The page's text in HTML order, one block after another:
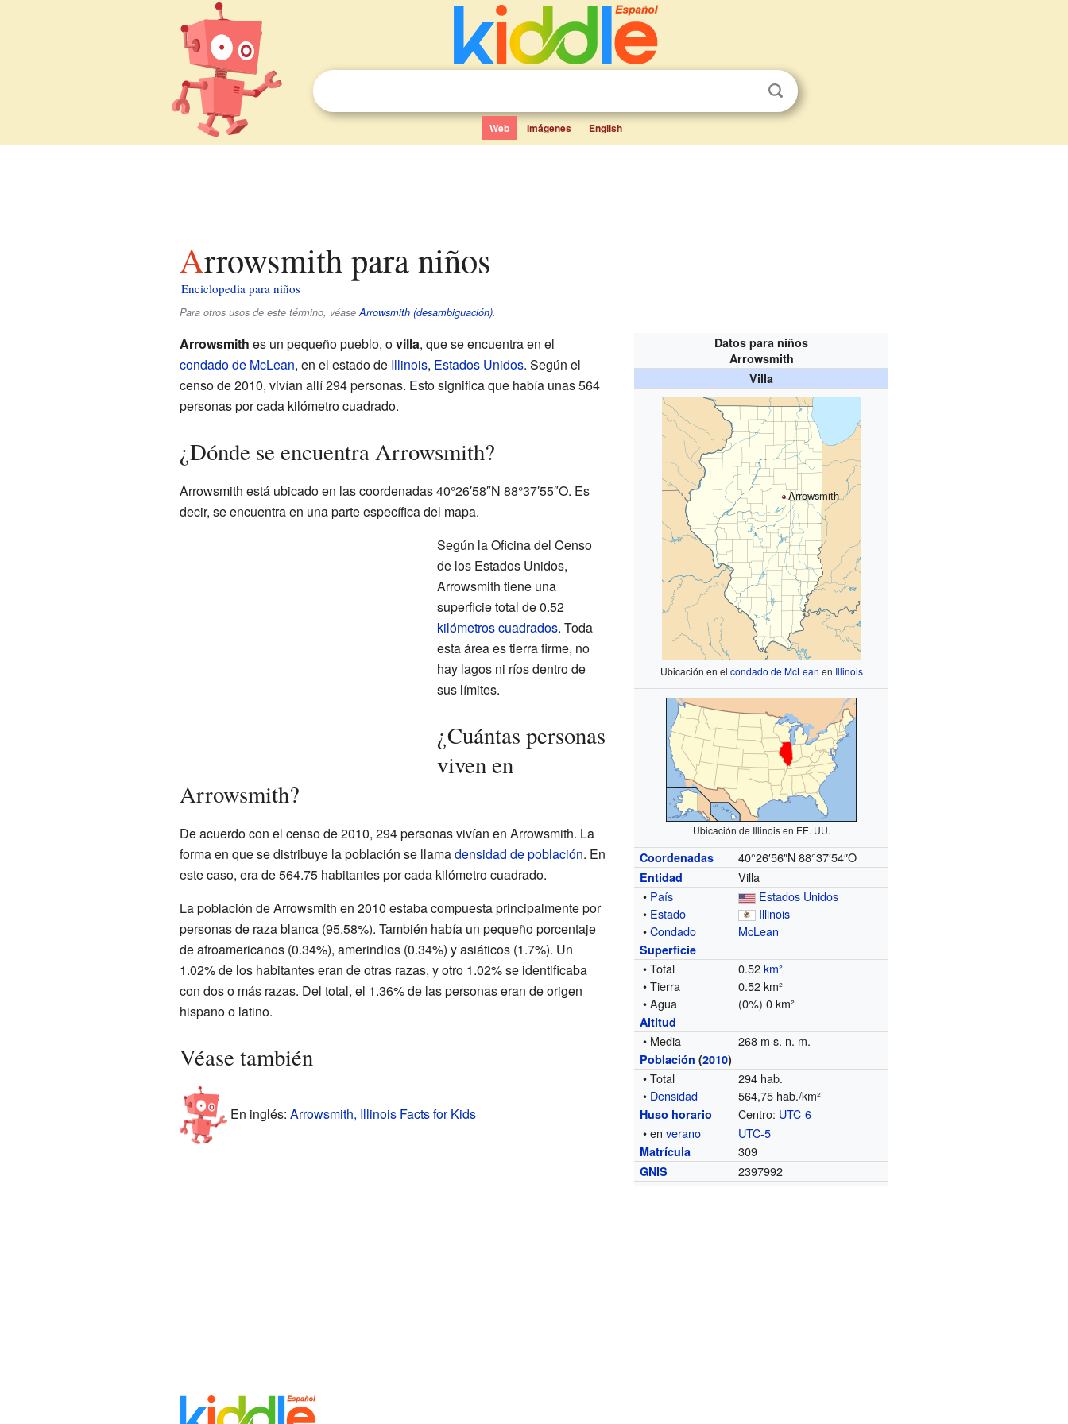
Web Imágenes English
Arrowsmith para niños
Enciclopedia para niños
Para otros usos de este término, véaseArrowsmith (desambiguación).
Datos para niños
Arrowsmith
Villa
Arrowsmith
Ubicación en el condado de McLean en Illinois
Ubicación de Illinois en EE. UU.
Coordenadas 40°26′56″N 88°37′54″O
Entidad
Villa
• País
Estados Unidos
• Estado
Illinois
•Condado McLean
Superficie
• Total 0.52km²
• Tierra
0.52 km²
• Agua
(0%) 0 km²
Altitud
• Media 268 m s. n. m.
Población (2010)
• Total
294 hab.
• Densidad 564,75 hab./km²
Huso horario Centro: UTC-6
• enverano UTC-5
Matrícula 309
GNIS 2397992
Arrowsmith es un pequeño pueblo, ovilla, que se encuentra en el
condado de McLean, en el estado de Illinois, Estados Unidos. Según el
censo de 2010, vivían allí 294 personas. Esto significa que había unas 564
personas por cada kilómetro cuadrado.
¿Dónde se encuentra Arrowsmith?
Arrowsmith está ubicado en las coordenadas 40°26′58″N 88°37′55″O. Es
decir, se encuentra en una parte específica del mapa.
Según la Oficina del Censo
de los Estados Unidos,
Arrowsmith tiene una
superficie total de 0.52
kilómetros cuadrados. Toda
esta área es tierra firme, no
hay lagos ni ríos dentro de
sus límites.
¿Cuántas personas
viven en
Arrowsmith?
De acuerdo con el censo de 2010, 294 personas vivían en Arrowsmith. La
forma en que se distribuye la población se llamadensidad de población. En
este caso, era de 564.75 habitantes por cada kilómetro cuadrado.
La población de Arrowsmith en 2010 estaba compuesta principalmente por
personas de raza blanca (95.58%). También había un pequeño porcentaje
de afroamericanos (0.34%), amerindios (0.34%) y asiáticos (1.7%). Un
1.02% de los habitantes eran de otras razas, y otro 1.02% se identificaba
con dos o más razas. Del total, el 1.36% de las personas eran de origen
hispano o latino.
Véase también
En inglés: Arrowsmith, Illinois Facts for Kids